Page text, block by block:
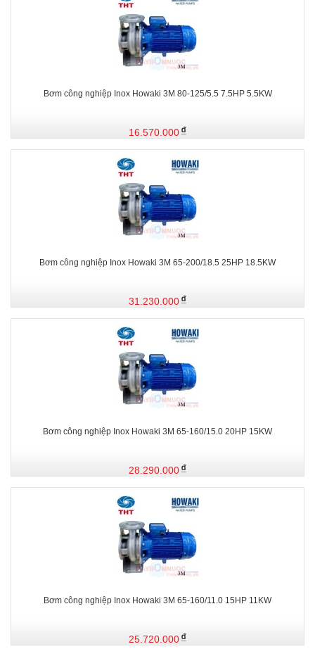
Bơm công nghiệp Inox Howaki 3M 80-125/5.5 7.5HP 5.5KW
16.570.000
Bơm công nghiệp Inox Howaki 3M 65-200/18.5 25HP 18.5KW
31.230.000
Bơm công nghiệp Inox Howaki 3M 65-160/15.0 20HP 15KW
28.290.000
Bơm công nghiệp Inox Howaki 3M 65-160/11.0 15HP 11KW
25.720.000